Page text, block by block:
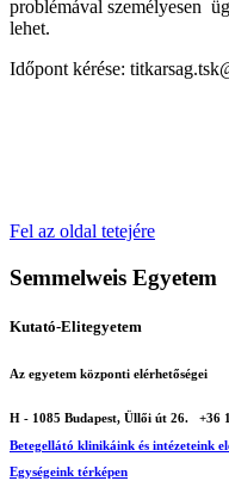
problémával személyesen
lehet.
Időpont kérése:
Fel az oldal tetejére
Semmelweis Egyetem
Kutató-Elitegyetem
Az egyetem központi elérhetőségei
H - 1085 Budapest, Üllői út 26.
+36
Betegellátó klinikáink és intézeteink
Egységeink térképen